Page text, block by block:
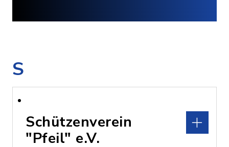
S
Schützenverein
"Pfeil" e.V.